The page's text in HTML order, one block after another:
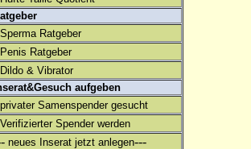
Sperma Ratgeber
Penis Ratgeber
Dildo & Vibrator
aufgeben
privater Samenspender gesucht
Verifizierter Spender werden
neues Inserat jetzt anlegen---